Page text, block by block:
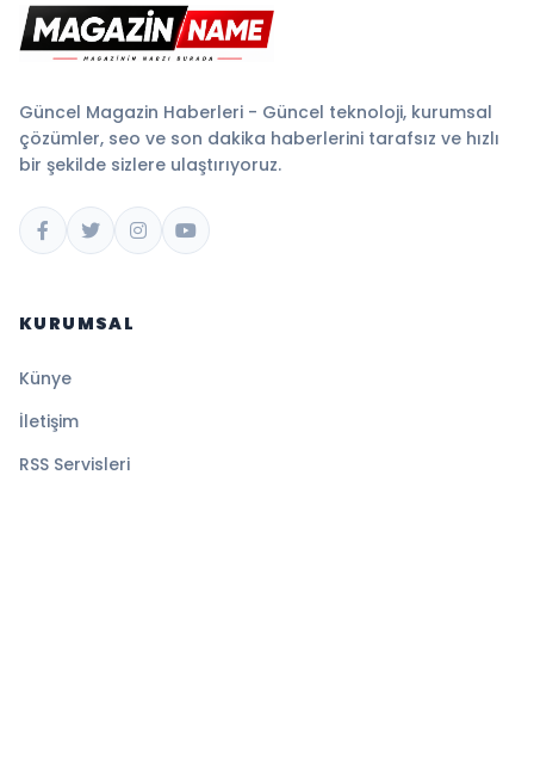
Güncel Magazin Haberleri - Güncel teknoloji, kurumsal
çözümler, seo ve son dakika haberlerini tarafsız ve hızlı
bir şekilde sizlere ulaştırıyoruz.
KURUMSAL
Künye
İletişim
RSS Servisleri